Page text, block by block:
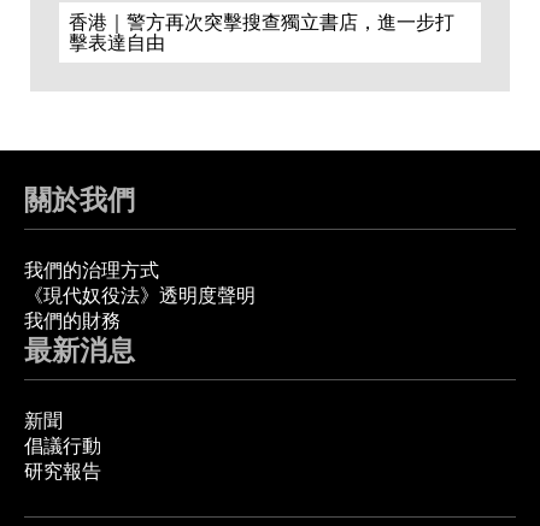
香港｜警方再次突擊搜查獨立書店，進一步打
擊表達自由
關於我們
我們的治理方式
《現代奴役法》透明度聲明
我們的財務
最新消息
新聞
倡議行動
研究報告